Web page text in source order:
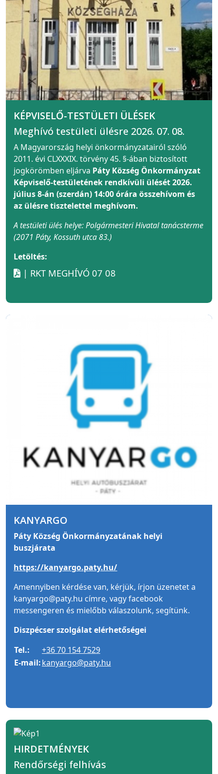
KÉPVISELŐ-TESTÜLETI ÜLÉSEK
Meghívó testületi ülésre 2026. 07. 08.
A Magyarország helyi önkormányzatairól szóló
2011. évi CLXXXIX. törvény 45. §-ában biztosított
jogkörömben eljárva Páty Község Önkormányzat
Képviselő-testületének rendkívüli ülését 2026.
július 8-án (szerdán) 14:00 órára összehívom és
az ülésre tisztelettel meghívom.
A testületi ülés helye: Polgármesteri Hivatal tanácsterme
(2071 Páty, Kossuth utca 83.)
Letöltés:
| RKT MEGHÍVÓ 07 08
KANYARGO
Páty Község Önkormányzatának helyi
buszjárata
https://kanyargo.paty.hu/
Amennyiben kérdése van, kérjük, írjon üzenetet a
kanyargo@paty.hu címre, vagy facebook
messengeren és mielőbb válaszolunk, segítünk.
Diszpécser szolgálat elérhetőségei
Tel.:
+36 70 154 7529
E-mail:kanyargo@paty.hu
HIRDETMÉNYEK
Rendőrségi felhívás